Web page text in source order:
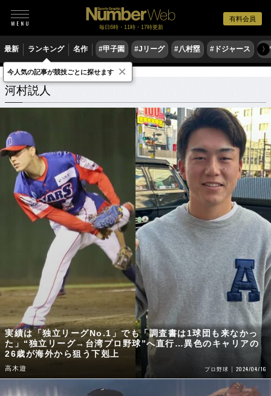
有料会員
毎日6時・11時・17時更新
最新 ランキング 名作 #甲子園 #Jリーグ #八村塁 #ドジャース #
〉
河村説人 関連記事
河村説人
実績は「独立リーグNo.1」でも「調査書は1球団も来なかっ
た」“独立リーグ→台湾プロ野球”へ直行…異色のキャリアの
26歳が海外から狙う下剋上
高木遊 プロ野球 2024/04/16
今人気の記事が競技ごとに探せます ×